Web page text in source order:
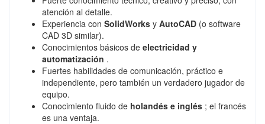
atención al detalle.
Experiencia con SolidWorks y AutoCAD (o software
CAD 3D similar).
Conocimientos básicos de electricidad y
automatización .
Fuertes habilidades de comunicación, práctico e
independiente, pero también un verdadero jugador de
equipo.
Conocimiento fluido de holandés e inglés ; el francés
es una ventaja.